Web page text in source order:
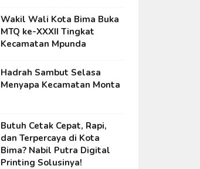
Wakil Wali Kota Bima Buka
MTQ ke-XXXII Tingkat
Kecamatan Mpunda
Hadrah Sambut Selasa
Menyapa Kecamatan Monta
Butuh Cetak Cepat, Rapi,
dan Terpercaya di Kota
Bima? Nabil Putra Digital
Printing Solusinya!